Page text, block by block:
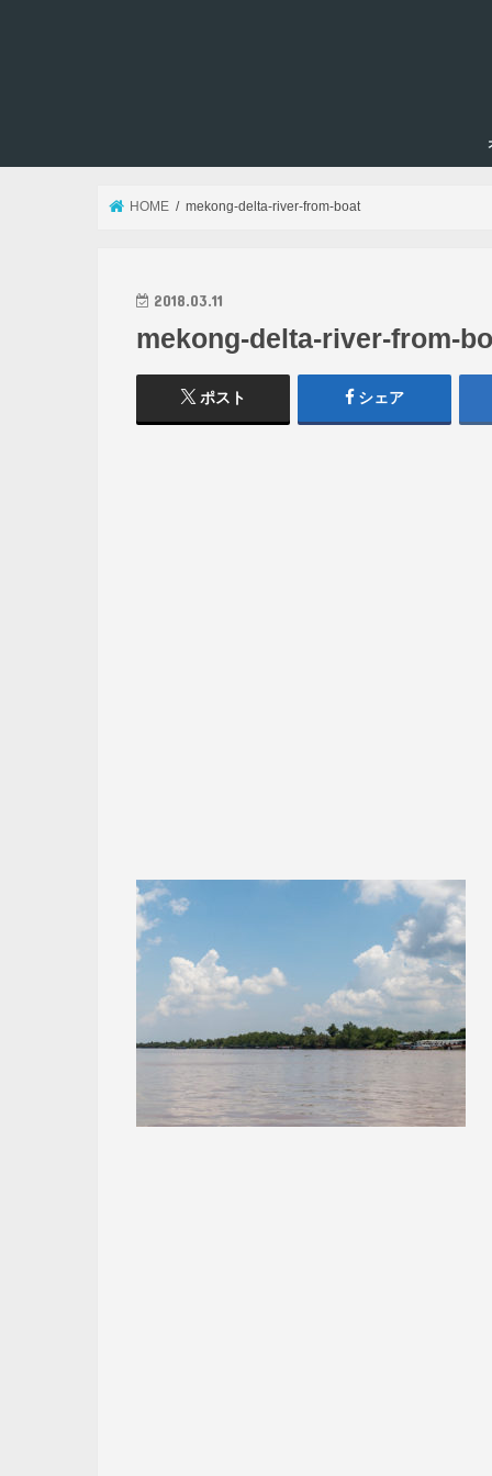
HOME mekong-delta-river-from-boat
2018.03.11
mekong-delta-river-from-
ポスト シェア